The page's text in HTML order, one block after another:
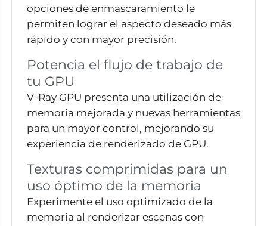
opciones de enmascaramiento le
permiten lograr el aspecto deseado más
rápido y con mayor precisión.
Potencia el flujo de trabajo de
tu GPU
V-Ray GPU presenta una utilización de
memoria mejorada y nuevas herramientas
para un mayor control, mejorando su
experiencia de renderizado de GPU.
Texturas comprimidas para un
uso óptimo de la memoria
Experimente el uso optimizado de la
memoria al renderizar escenas con